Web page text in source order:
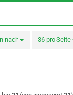
nach
nach 36 pro Seite
pro Seite